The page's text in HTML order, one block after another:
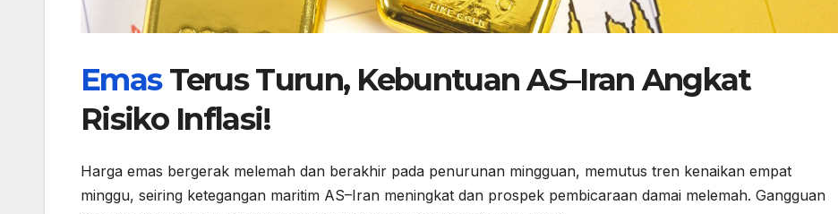
EmasTerus Turun, Kebuntuan AS–Iran Angkat
Risiko Inflasi!
Harga emas bergerak melemah dan berakhir pada penurunan mingguan, memutus tren kenaikan empat
minggu, seiring ketegangan maritim AS–Iran meningkat dan prospek pembicaraan damai melemah. Gangguan